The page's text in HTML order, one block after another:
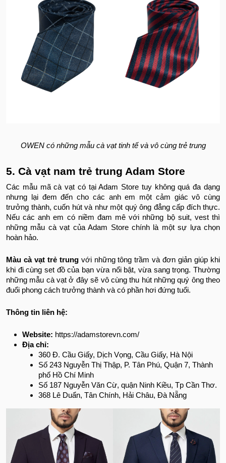
OWEN có những mẫu cà vạt tinh tế và vô cùng trẻ trung
5. Cà vạt nam trẻ trung Adam Store
Các mẫu mã cà vạt có tại Adam Store tuy không quá đa dạng
nhưng lại đem đến cho các anh em một cảm giác vô cùng
trưởng thành, cuốn hút và như một quý ông đẳng cấp đích thực.
Nếu các anh em có niềm đam mê với những bộ suit, vest thì
những mẫu cà vạt của Adam Store chính là một sự lựa chọn
hoàn hảo.
Màu cà vạt trẻ trungvới những tông trầm và đơn giản giúp khi
khi đi cùng set đồ của bạn vừa nổi bật, vừa sang trọng. Thường
những mẫu cà vạt ở đây sẽ vô cùng thu hút những quý ông theo
đuổi phong cách trưởng thành và có phần hơi đứng tuổi.
Thông tin liên hệ:
Website: https://adamstorevn.com/
Địa chỉ:
360 Đ. Cầu Giấy, Dịch Vọng, Cầu Giấy, Hà Nội
Số 243 Nguyễn Thị Thập, P. Tân Phú, Quận 7, Thành
phố Hồ Chí Minh
Số 187 Nguyễn Văn Cừ, quận Ninh Kiều, Tp Cần Thơ.
368 Lê Duẩn, Tân Chính, Hải Châu, Đà Nẵng